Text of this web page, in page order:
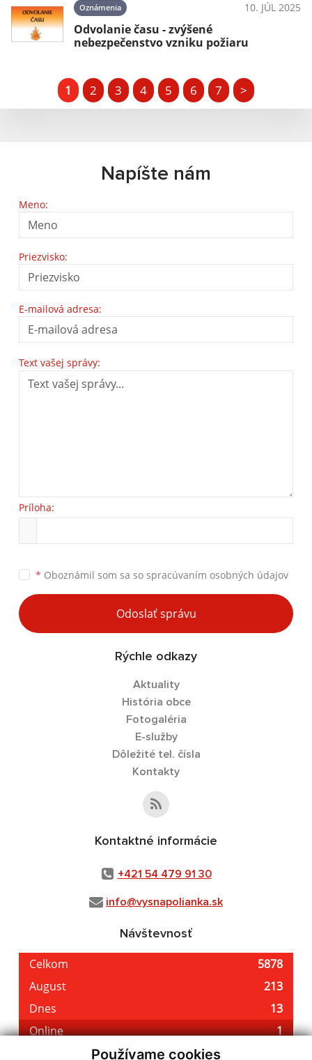
Používame cookies
Oznámenia 10. JÚL 2025
Odvolanie času - zvýšené
nebezpečenstvo vzniku požiaru
1 2 3 4 5 6 7 >
Napíšte nám
Meno:
Priezvisko:
E-mailová adresa:
Text vašej správy:
Príloha:
* Oboznámil som sa so spracúvaním osobných údajov
Odoslať správu
Rýchle odkazy
Aktuality
História obce
Fotogaléria
E-služby
Dôležité tel. čísla
Kontakty
Kontaktné informácie
+421 54 479 91 30
info@vysnapolianka.sk
Návštevnosť